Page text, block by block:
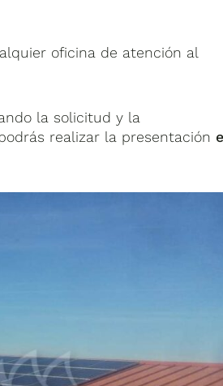
oficina de atención al
la solicitud y la
realizar la presentación